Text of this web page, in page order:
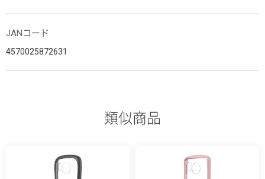
JANコード
4570025872631
類似商品